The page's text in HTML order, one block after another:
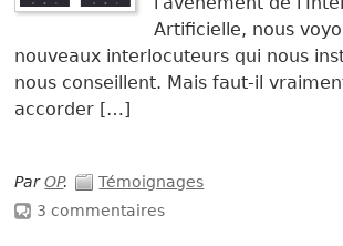
Artificielle, nous
nouveaux interlocuteurs qui nous
nous conseillent. Mais faut-il
accorder […]
ParOP.
Témoignages
3 commentaires